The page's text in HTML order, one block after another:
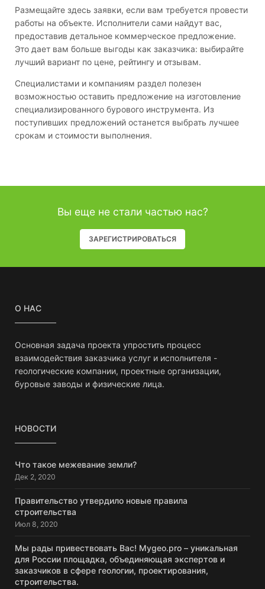
Размещайте здесь заявки, если вам требуется провести
работы на объекте. Исполнители сами найдут вас,
предоставив детальное коммерческое предложение.
Это дает вам больше выгоды как заказчика: выбирайте
лучший вариант по цене, рейтингу и отзывам.
Специалистами и компаниям раздел полезен
возможностью оставить предложение на изготовление
специализированного бурового инструмента. Из
поступивших предложений останется выбрать лучшее
срокам и стоимости выполнения.
Вы еще не стали частью нас?
ЗАРЕГИСТРИРОВАТЬСЯ
О НАС
Основная задача проекта упростить процесс
взаимодействия заказчика услуг и исполнителя -
геологические компании, проектные организации,
буровые заводы и физические лица.
НОВОСТИ
Что такое межевание земли?
Дек 2, 2020
Правительство утвердило новые правила
строительства
Июл 8, 2020
Мы рады привествовать Вас! Mygeo.pro – уникальная
для России площадка, объединяющая экспертов и
заказчиков в сфере геологии, проектирования,
строительства.